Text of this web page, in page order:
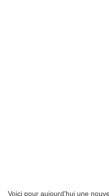
Voici pour aujourd'hui une